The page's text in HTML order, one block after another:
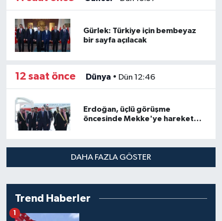
Gürlek: Türkiye için bembeyaz
bir sayfa açılacak
12 saat önce Dünya • Dün 12:46
Erdoğan, üçlü görüşme
öncesinde Mekke'ye hareket
DAHA FAZLA GÖSTER
Trend Haberler
1